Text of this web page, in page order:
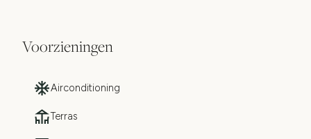
Voorzieningen
Airconditioning
Terras